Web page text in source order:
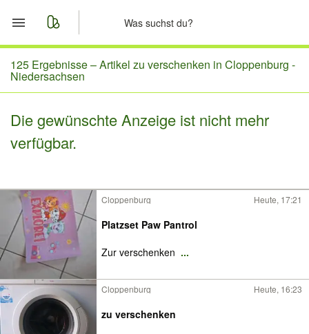
Start
Merkliste
Nachrichten
125 Ergebnisse –Artikel zu verschenken in Cloppenburg -
Niedersachsen
Die gewünschte Anzeige ist nicht mehr
verfügbar.
Cloppenburg Heute, 17:21
Platzset Paw Pantrol
Zur verschenken ...
Cloppenburg Heute, 16:23
zu verschenken